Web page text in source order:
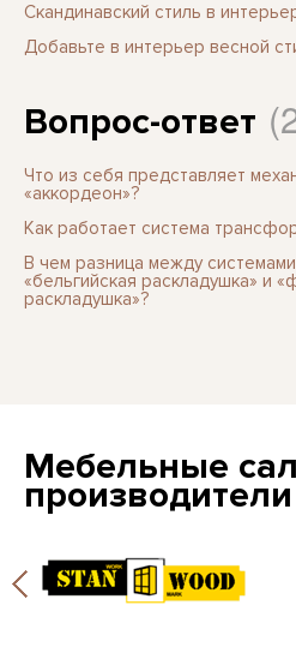
Скандинавский стиль в
Добавьте в интерьер весной
Вопрос-ответ
Что из себя представляет
«аккордеон»?
Как работает система
В чем разница между
«бельгийская раскладушка» и
раскладушка»?
Мебельные
производители